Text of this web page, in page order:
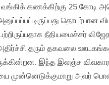
வங்கிக் கணக்கிற்கு 25 கோடி
தொடர்பான
நீதியமைச்சர்
தரும் தகவலை
இந்த இலஞ்ச
முன்னெடுக்குமாறு அவர்